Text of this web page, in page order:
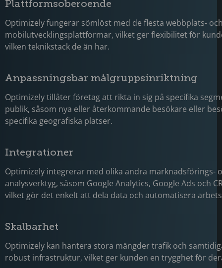
Plattformsoberoende
Optimizely fungerar sömlöst med de flesta webbplats-
mobilutvecklingsplattformar, vilket ger flexibilitet för
vilken teknikstack de än har.
Anpassningsbar målgruppsinriktning
Optimizely tillåter företag att rikta in sig på specifika
publik, såsom nya eller återkommande besökare eller
specifika geografiska platser.
Integrationer
Optimizely integrerar med olika andra marknadsförings-
analysverktyg, såsom Google Analytics, Google Ads och
vilket gör det enkelt att dela data och automatisera
Skalbarhet
Optimizely kan hantera stora mängder trafik och
robust infrastruktur, vilket ger kunden en trygghet för